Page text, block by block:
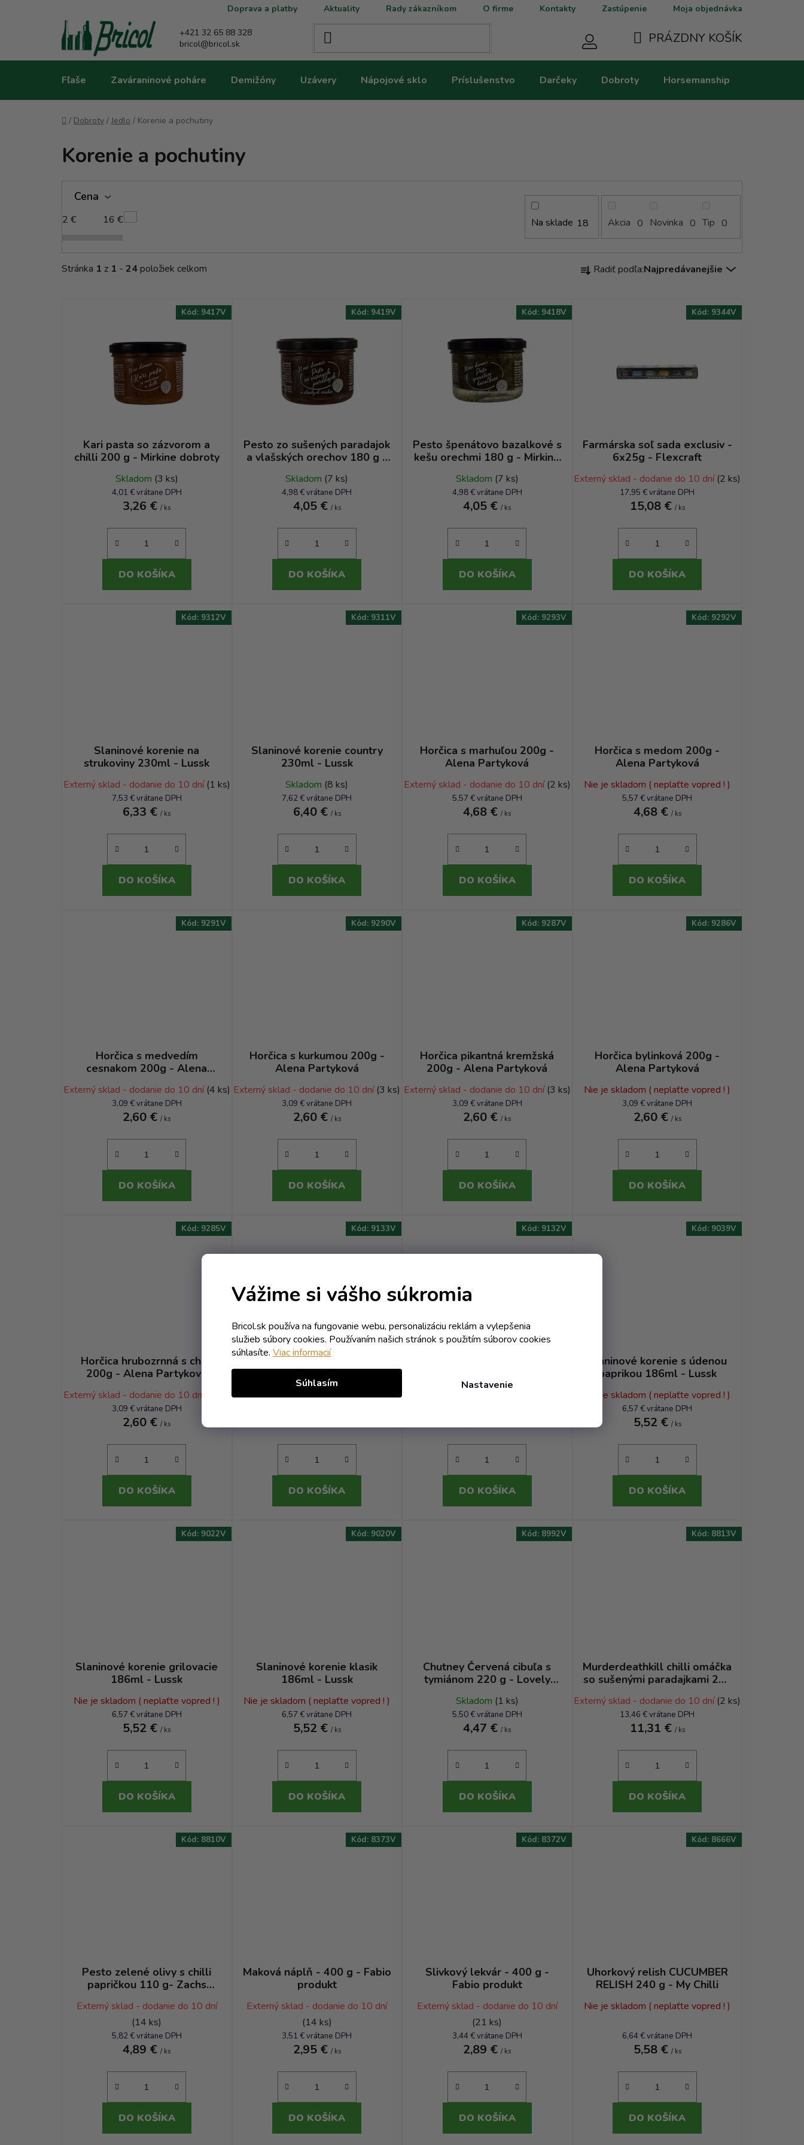
Vážime si vášho súkromia
Bricol.sk používa na fungovanie webu, personalizáciu reklám a vylepšenia
služieb súbory cookies. Používaním našich stránok s použitím súborov cookies
súhlasíte. Viac informacií
Nastavenie
Súhlasím
Doprava a platby Aktuality Rady zákazníkom O firme Kontakty Zastúpenie Moja objednávka
+421 32 65 88 328
bricol@bricol.sk
KOŠÍK
PRÁZDNY KOŠÍK
Fľaše Zaváraninové poháre Demižóny Uzávery Nápojové sklo Príslušenstvo Darčeky Dobroty Horsemanship
Domov
/ Dobroty / Jedlo / Korenie a pochutiny
Korenie a pochutiny
Stránka 1 z 1 - 24položiek celkom
a
k
o
Radiť podľa:Najpredávanejšie
Cena
2 € 16 € Na sklade 18 Akcia 0 Novinka 0 Tip 0
p
p
Kari pasta so zázvorom a
chilli 200 g - Mirkine dobroty
Skladom (3 ks)
4,01 € vrátane DPH
3,26 €/ ks
DO KOŠÍKA
Kód: 9417V
Pesto zo sušených paradajok
a vlašských orechov 180 g -
Skladom (7 ks)
4,98 € vrátane DPH
4,05 € / ks
DO KOŠÍKA
Kód: 9419V
Pesto špenátovo bazalkové s
kešu orechmi 180 g - Mirkine
Skladom (7 ks)
4,98 € vrátane DPH
4,05 €/ ks
DO KOŠÍKA
Kód: 9418V
Farmárska soľ sada exclusiv -
6x25g - Flexcraft
Externý sklad - dodanie do 10 dní (2 ks)
17,95 € vrátane DPH
15,08 € / ks
DO KOŠÍKA
Kód: 9344V
Slaninové korenie na
strukoviny 230ml - Lussk
Externý sklad - dodanie do 10 dní (1 ks)
7,53 € vrátane DPH
6,33 €/ ks
DO KOŠÍKA
Kód: 9312V
Slaninové korenie country
230ml - Lussk
Skladom (8 ks)
7,62 € vrátane DPH
6,40 € / ks
DO KOŠÍKA
Kód: 9311V
Horčica s marhuľou 200g -
Alena Partyková
Externý sklad - dodanie do 10 dní (2 ks)
5,57 € vrátane DPH
4,68 €/ ks
DO KOŠÍKA
Kód: 9293V
Horčica s medom 200g -
Alena Partyková
Nie je skladom ( neplaťte vopred ! )
5,57 € vrátane DPH
4,68 € / ks
DO KOŠÍKA
Kód: 9292V
Horčica s medvedím
cesnakom 200g - Alena
Externý sklad - dodanie do 10 dní (4 ks)
3,09 € vrátane DPH
2,60 €/ ks
DO KOŠÍKA
Kód: 9291V
Horčica s kurkumou 200g -
Alena Partyková
Externý sklad - dodanie do 10 dní (3 ks)
3,09 € vrátane DPH
2,60 € / ks
DO KOŠÍKA
Kód: 9290V
Horčica pikantná kremžská
200g - Alena Partyková
Externý sklad - dodanie do 10 dní (3 ks)
3,09 € vrátane DPH
2,60 €/ ks
DO KOŠÍKA
Kód: 9287V
Horčica bylinková 200g -
Alena Partyková
Nie je skladom ( neplaťte vopred ! )
3,09 € vrátane DPH
2,60 € / ks
DO KOŠÍKA
Kód: 9286V
Horčica hrubozrnná s chilli
200g - Alena Partyková
Externý sklad - dodanie do 10 dní
3,09 € vrátane DPH
2,60 €/ ks
DO KOŠÍKA
Kód: 9285V
Slaninové korenie s údenou
paprikou 230ml - Lussk
Skladom(4 ks)
DO KOŠÍKA
Kód: 9133V
DO KOŠÍKA
Kód: 9132V
Slaninové korenie s údenou
paprikou 186ml - Lussk
Nie je skladom ( neplaťte vopred ! )
6,57 € vrátane DPH
5,52 € / ks
DO KOŠÍKA
Kód: 9039V
Slaninové korenie grilovacie
186ml - Lussk
Nie je skladom ( neplaťte vopred ! )
6,57 € vrátane DPH
5,52 €/ ks
DO KOŠÍKA
Kód: 9022V
Slaninové korenie klasik
186ml - Lussk
Nie je skladom ( neplaťte vopred ! )
6,57 € vrátane DPH
5,52 € / ks
DO KOŠÍKA
Kód: 9020V
Chutney Červená cibuľa s
tymiánom 220 g - Lovely
Skladom (1 ks)
5,50 € vrátane DPH
4,47 €/ ks
DO KOŠÍKA
Kód: 8992V
Murderdeathkill chilli omáčka
so sušenými paradajkami 200
Externý sklad - dodanie do 10 dní (2 ks)
13,46 € vrátane DPH
11,31 € / ks
DO KOŠÍKA
Kód: 8813V
Pesto zelené olivy s chilli
papričkou 110 g- Zachs
Externý sklad - dodanie do 10 dní
(14 ks)
5,82 € vrátane DPH
4,89 €/ ks
DO KOŠÍKA
Kód: 8810V
Maková náplň - 400 g - Fabio
produkt
Externý sklad - dodanie do 10 dní
(14 ks)
3,51 € vrátane DPH
2,95 € / ks
DO KOŠÍKA
Kód: 8373V
Slivkový lekvár - 400 g -
Fabio produkt
Externý sklad - dodanie do 10 dní
(21 ks)
3,44 € vrátane DPH
2,89 €/ ks
DO KOŠÍKA
Kód: 8372V
Uhorkový relish CUCUMBER
RELISH 240 g - My Chilli
Nie je skladom ( neplaťte vopred ! )
6,64 € vrátane DPH
5,58 € / ks
DO KOŠÍKA
Kód: 8666V